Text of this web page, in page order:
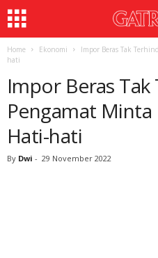
Home Ekonomi
Impor Beras Tak
hati
Impor Beras
Pengamat
Hati-hati
By Dwi - 29 November 2022